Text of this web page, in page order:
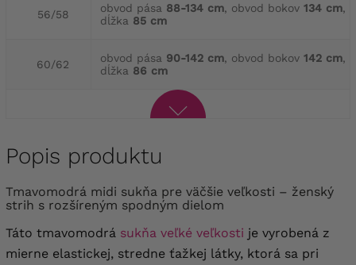
56/58 obvod pása 88-134 cm, obvod bokov 134 cm,
dĺžka 85 cm
60/62 obvod pása 90-142 cm, obvod bokov 142 cm,
dĺžka 86 cm
Popis produktu
Tmavomodrá midi sukňa pre väčšie veľkosti – ženský
strih s rozšíreným spodným dielom
Táto tmavomodrá sukňa veľké veľkosti je vyrobená z
mierne elastickej, stredne ťažkej látky, ktorá sa pri